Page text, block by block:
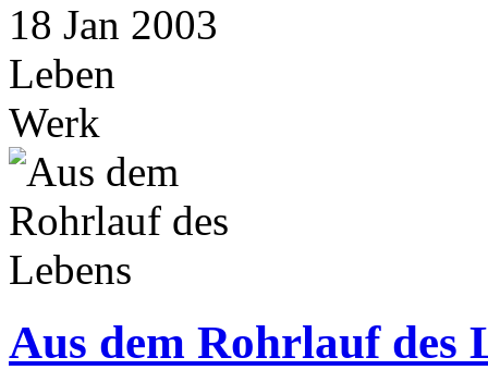
18 Jan 2003
Leben
Werk
Aus dem Rohrlauf des